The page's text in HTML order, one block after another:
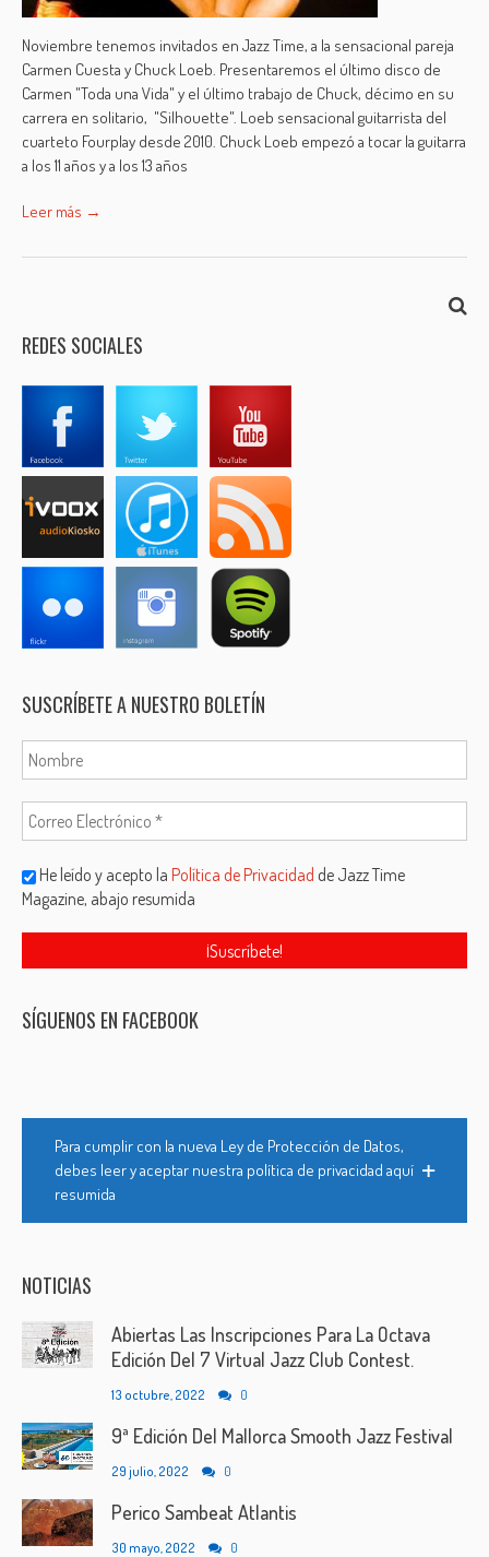
Noviembre tenemos invitados en Jazz Time, a la sensacional pareja
Carmen Cuesta y Chuck Loeb. Presentaremos el último disco de
Carmen "Toda una Vida" y el último trabajo de Chuck, décimo en su
carrera en solitario, "Silhouette". Loeb sensacional guitarrista del
cuarteto Fourplay desde 2010. Chuck Loeb empezó a tocar la guitarra
a los 11 años y a los 13 años
Leer más →
REDES SOCIALES
SUSCRÍBETE A NUESTRO BOLETÍN
He leído y acepto laPolítica de Privacidad de Jazz Time
Magazine, abajo resumida
SÍGUENOS EN FACEBOOK
Para cumplir con la nueva Ley de Protección de Datos,
debes leer y aceptar nuestra política de privacidad aquí
resumida
NOTICIAS
Abiertas Las Inscripciones Para La Octava
Edición Del 7 Virtual Jazz Club Contest.
13 octubre, 2022 0
9ª Edición Del Mallorca Smooth Jazz Festival
29 julio, 2022 0
Perico Sambeat Atlantis
30 mayo, 2022 0